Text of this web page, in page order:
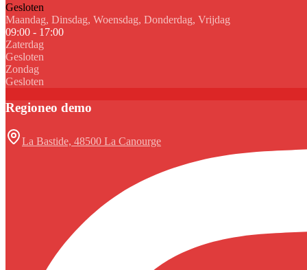
Gesloten
Maandag, Dinsdag, Woensdag, Donderdag, Vrijdag
09:00 - 17:00
Zaterdag
Gesloten
Zondag
Gesloten
Regioneo demo
La Bastide, 48500 La Canourge